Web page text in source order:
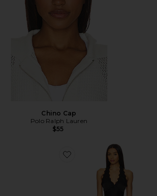
Chino Cap
Polo Ralph Lauren
$55
Favorite Stars Align Mini Dress